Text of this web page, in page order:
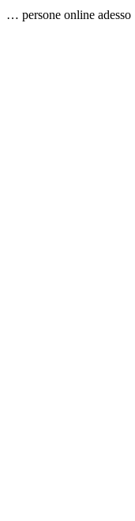
… persone online adesso